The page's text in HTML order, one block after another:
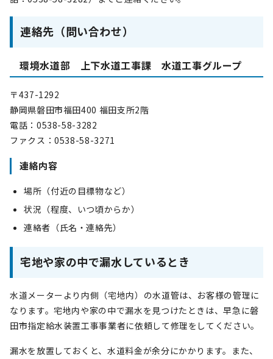
連絡先（問い合わせ）
環境水道部 上下水道工事課 水道工事グループ
〒437-1292
静岡県磐田市福田400 福田支所2階
電話：0538-58-3282
ファクス：0538-58-3271
連絡内容
場所（付近の目標物など）
状況（程度、いつ頃からか）
連絡者（氏名・連絡先）
宅地や家の中で漏水しているとき
水道メーターより内側（宅地内）の水道管は、お客様の管理に
なります。宅地内や家の中で漏水を見つけたときは、早急に磐
田市指定給水装置工事事業者に依頼して修理をしてください。
漏水を放置しておくと、水道料金が余分にかかります。また、